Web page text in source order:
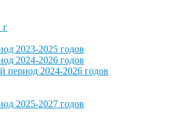
г
2023-2025 годов
2024-2026 годов
2024-2026 годов
2025-2027 годов